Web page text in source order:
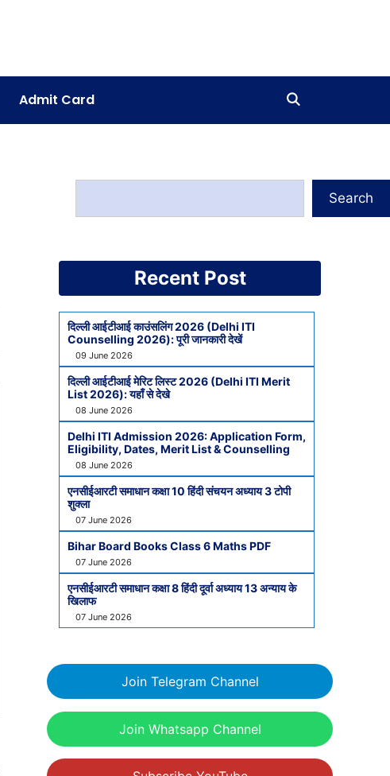
Admit Card
Search
Recent Post
दिल्ली आईटीआई काउंसलिंग 2026 (Delhi ITI
Counselling 2026): पूरी जानकारी देखें
09 June 2026
दिल्ली आईटीआई मेरिट लिस्ट 2026 (Delhi ITI Merit
List 2026): यहाँ से देखे
08 June 2026
Delhi ITI Admission 2026: Application Form,
Eligibility, Dates, Merit List & Counselling
08 June 2026
एनसीईआरटी समाधान कक्षा 10 हिंदी संचयन अध्याय 3 टोपी
शुक्ला
07 June 2026
Bihar Board Books Class 6 Maths PDF
07 June 2026
एनसीईआरटी समाधान कक्षा 8 हिंदी दूर्वा अध्याय 13 अन्याय के
खिलाफ
07 June 2026
Join Telegram Channel
Join Whatsapp Channel